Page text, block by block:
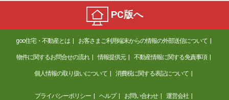
PC版へ
goo住宅・不動産とは お客さまご利用端末からの情報の外部送信について
物件に関するお問合せの流れ 情報提供元 不動産情報に関する免責事項
個人情報の取り扱いについて 消費税に関する表記について
プライバシーポリシー ヘルプ お問い合わせ 運営会社